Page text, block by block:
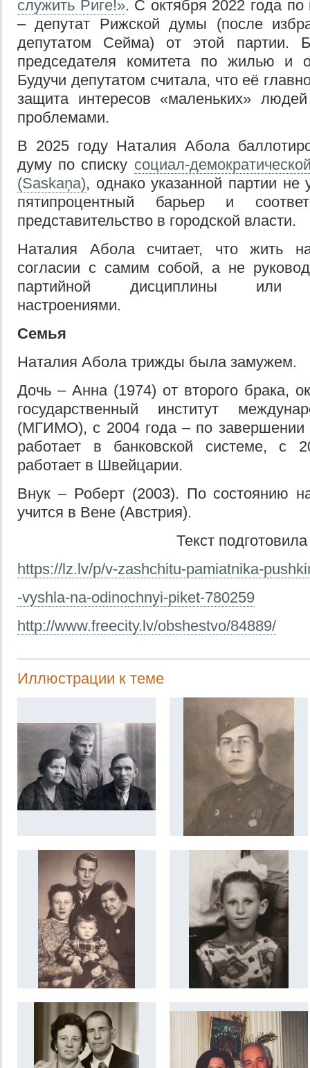
служить Риге!». С октября 2022 года
– депутат Рижской думы (после
депутатом Сейма) от этой партии.
председателя комитета по жилью и
Будучи депутатом считала, что её
защита интересов «маленьких»
проблемами.
В 2025 году Наталия Абола
думу по списку социал-
(Saskaņa), однако указанной партии не
пятипроцентный барьер и
представительство в городской власти.
Наталия Абола считает, что жить
согласии с самим собой, а не
партийной дисциплины или
настроениями.
Семья
Наталия Абола трижды была замужем.
Дочь – Анна (1974) от второго брака,
государственный институт
(МГИМО), с 2004 года – по завершении
работает в банковской системе, с
работает в Швейцарии.
Внук – Роберт (2003). По состоянию
учится в Вене (Австрия).
Текст
https://lz.lv/p/v-zashchitu-pamiatnika-
-vyshla-na-odinochnyi-piket-780259
http://www.freecity.lv/obshestvo/84889/
Иллюстрации к теме